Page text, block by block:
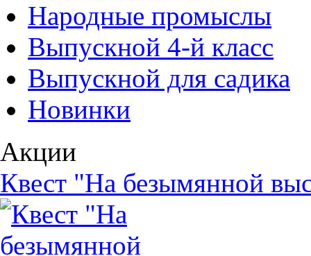
Народные промыслы
Выпускной 4-й класс
Выпускной для садика
Новинки
Акции
Квест "На безымянной